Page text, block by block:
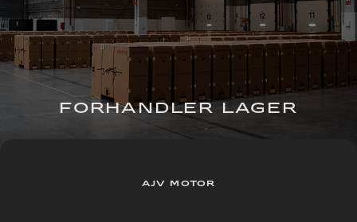
FORHANDLER LAGER
AJV MOTOR